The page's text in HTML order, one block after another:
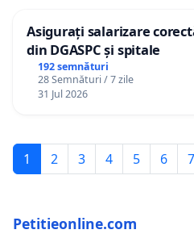
Asigurați salarizare
din DGASPC și spitale
192 semnături
28 Semnături / 7 zile
31 Jul 2026
1 2 3 4 5 6 7
Petitieonline.com